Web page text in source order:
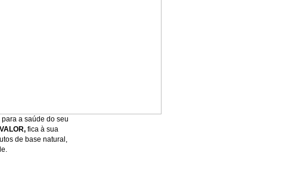
a saúde do seu
fica à sua
de base natural,